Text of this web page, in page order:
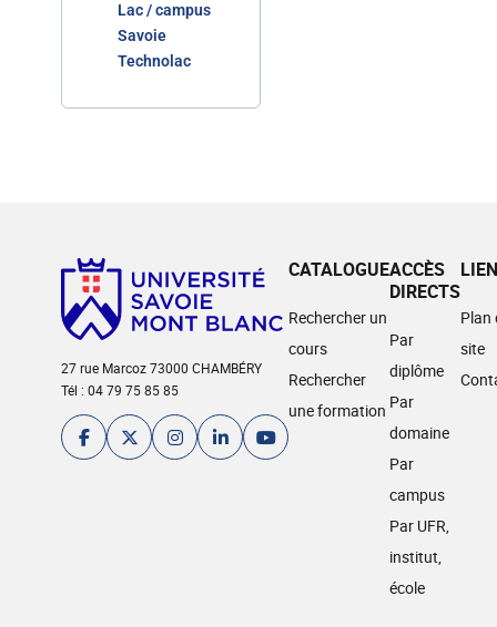
Lac / campus
Savoie
Technolac
27 rue Marcoz 73000 CHAMBÉRY
Tél : 04 79 75 85 85
CATALOGUE
Rechercher un
cours
Rechercher
une formation
ACCÈS
DIRECTS
Par
diplôme
Par
domaine
Par
campus
Par UFR,
institut,
école
Plan
site